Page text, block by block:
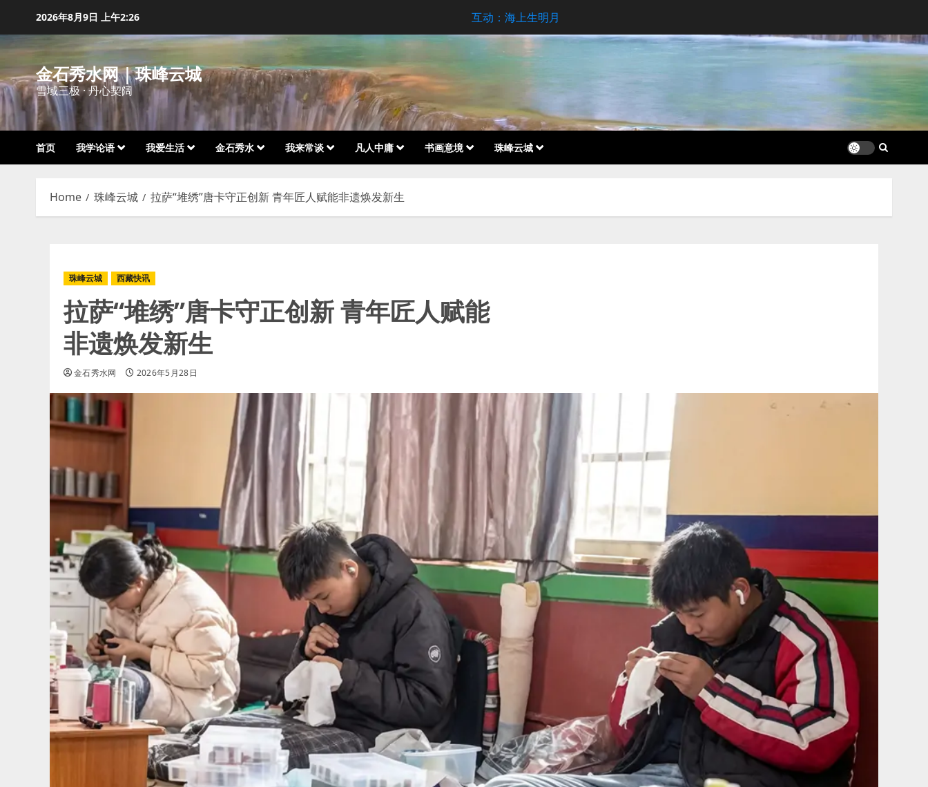
content
2026年8月9日 上午2:26 互动：海上生明月
金石秀水网｜珠峰云城
雪域三极 · 丹心契阔
首页 我学论语 我爱生活 金石秀水 我来常谈 凡人中庸 书画意境 珠峰云城
Home 珠峰云城 拉萨“堆绣”唐卡守正创新 青年匠人赋能非遗焕发新生
珠峰云城 西藏快讯
拉萨“堆绣”唐卡守正创新 青年匠人赋能
非遗焕发新生
金石秀水网 2026年5月28日